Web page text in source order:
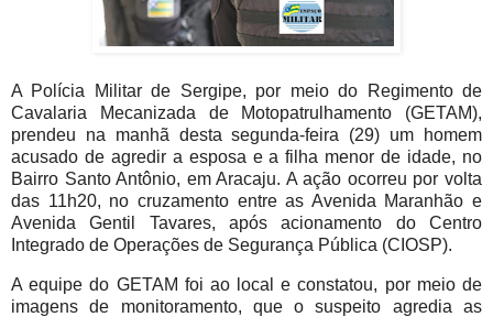
A Polícia Militar de Sergipe, por meio do Regimento de
Cavalaria Mecanizada de Motopatrulhamento (GETAM),
prendeu na manhã desta segunda-feira (29) um homem
acusado de agredir a esposa e a filha menor de idade, no
Bairro Santo Antônio, em Aracaju. A ação ocorreu por volta
das 11h20, no cruzamento entre as Avenida Maranhão e
Avenida Gentil Tavares, após acionamento do Centro
Integrado de Operações de Segurança Pública (CIOSP).
A equipe do GETAM foi ao local e constatou, por meio de
imagens de monitoramento, que o suspeito agredia as